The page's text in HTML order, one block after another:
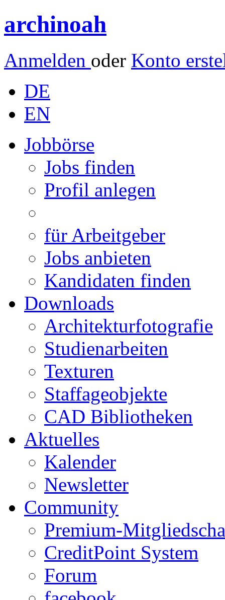
archinoah
Anmelden oder Konto
DE
EN
Jobbörse
Jobs finden
Profil anlegen
für Arbeitgeber
Jobs anbieten
Kandidaten finden
Downloads
Architekturfotografie
Studienarbeiten
Texturen
Staffageobjekte
CAD Bibliotheken
Aktuelles
Kalender
Newsletter
Community
Premium-
CreditPoint System
Forum